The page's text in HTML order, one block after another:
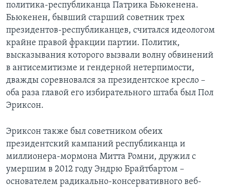
политика-республиканца Патрика Бьюкенена.
Бьюкенен, бывший старший советник трех
президентов-республиканцев, считался идеологом
крайне правой фракции партии. Политик,
высказывания которого вызвали волну обвинений
в антисемитизме и гендерной нетерпимости,
дважды соревновался за президентское кресло –
оба раза главой его избирательного штаба был Пол
Эриксон.
Эриксон также был советником обеих
президентский кампаний республиканца и
миллионера-мормона Митта Ромни, дружил с
умершим в 2012 году Эндрю Брайтбартом –
основателем радикально-консервативного веб-